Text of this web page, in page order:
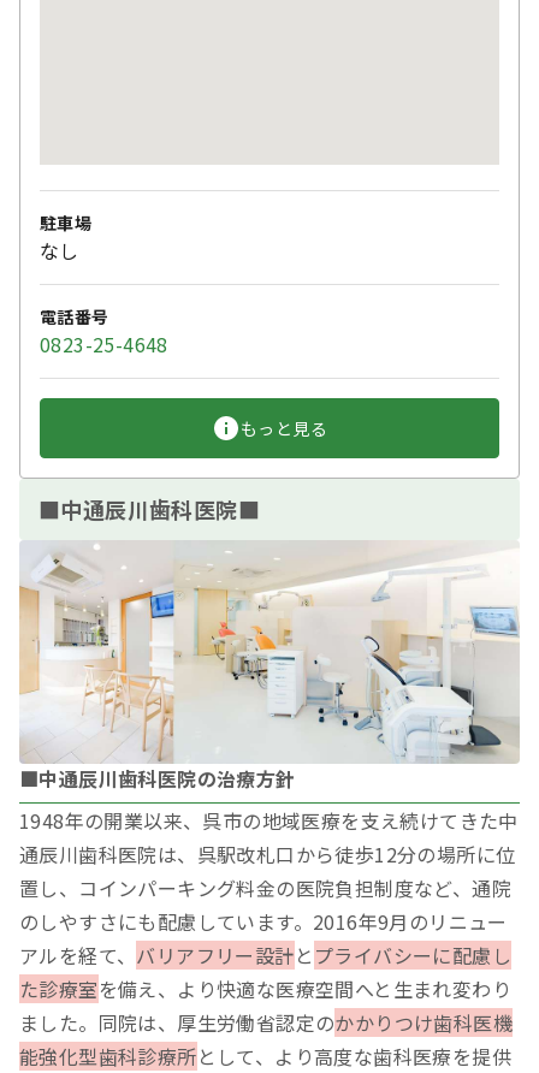
駐車場
なし
電話番号
0823-25-4648
もっと見る
■中通辰川歯科医院■
■中通辰川歯科医院の治療方針
1948年の開業以来、呉市の地域医療を支え続けてきた中
通辰川歯科医院は、呉駅改札口から徒歩12分の場所に位
置し、コインパーキング料金の医院負担制度など、通院
のしやすさにも配慮しています。2016年9月のリニュー
アルを経て、 バリアフリー設計と プライバシーに配慮し
た診療室を備え、より快適な医療空間へと生まれ変わり
ました。同院は、厚生労働省認定のかかりつけ歯科医機
能強化型歯科診療所として、より高度な歯科医療を提供